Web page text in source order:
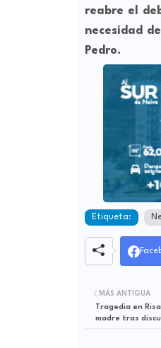
reabre el
necesidad
Pedro.
Etiqueta:
MÁS ANTIGUA
Tragedia en
madre tras